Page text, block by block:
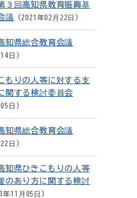
３回高知県教育振興基
議
2021年02月22日
知県総合教育会議
日
もりの人等に対する支
関する検討委員会
日
知県総合教育会議
日
知県ひきこもりの人等
のあり方に関する検討
年11月05日